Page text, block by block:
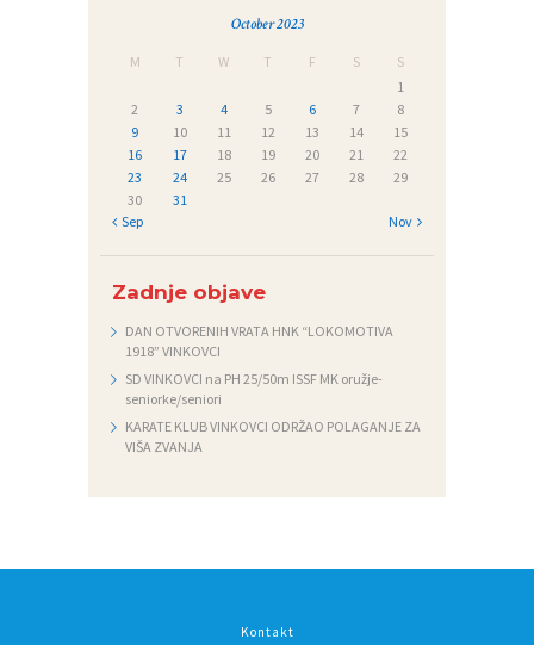
October 2023
M T W T F S
S
1
2
3 4 5 6 7
8
9
10 11 12 13 14
15
16
17 18 19 20 21
22
23
24 25 26 27 28
29
30
31
« Sep
Nov »
Zadnje objave
DAN OTVORENIH VRATA HNK “LOKOMOTIVA
1918” VINKOVCI
SD VINKOVCI na PH 25/50m ISSF MK oružje-
seniorke/seniori
KARATE KLUB VINKOVCI ODRŽAO POLAGANJE ZA
VIŠA ZVANJA
Kontakt